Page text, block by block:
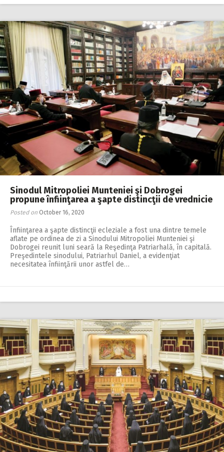
Sinodul Mitropoliei Munteniei şi Dobrogei
propune înfiinţarea a şapte distincţii de vrednicie
Posted on October 16, 2020
Înfiinţarea a şapte distincţii ecleziale a fost una dintre temele
aflate pe ordinea de zi a Sinodului Mitropoliei Munteniei şi
Dobrogei reunit luni seară la Reşedinţa Patriarhală, în capitală.
Preşedintele sinodului, Patriarhul Daniel, a evidenţiat
necesitatea înfiinţării unor astfel de…